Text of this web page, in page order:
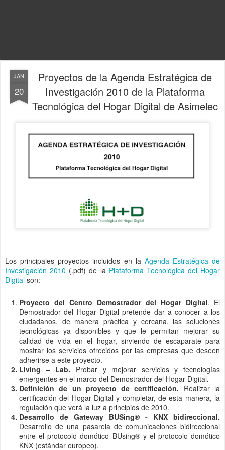
JAN
20
Proyectos de la Agenda Estratégica de
Investigación 2010 de la Plataforma
Tecnológica del Hogar Digital de Asimelec
Los principales proyectos incluidos en la Agenda Estratégica de
Investigación 2010 (.pdf) de la Plataforma Tecnológica del Hogar
Digital son:
Proyecto del Centro Demostrador del Hogar Digital. El
Demostrador del Hogar Digital pretende dar a conocer a los
ciudadanos, de manera práctica y cercana, las soluciones
tecnológicas ya disponibles y que le permitan mejorar su
calidad de vida en el hogar, sirviendo de escaparate para
mostrar los servicios ofrecidos por las empresas que deseen
adherirse a este proyecto.
Living – Lab. Probar y mejorar servicios y tecnologías
emergentes en el marco del Demostrador del Hogar Digital.
Definición de un proyecto de certificación. Realizar la
certificación del Hogar Digital y completar, de esta manera, la
regulación que verá la luz a principios de 2010.
Desarrollo de Gateway BUSing® - KNX bidireccional.
Desarrollo de una pasarela de comunicaciones bidireccional
entre el protocolo domótico BUsing® y el protocolo domótico
KNX (estándar europeo).